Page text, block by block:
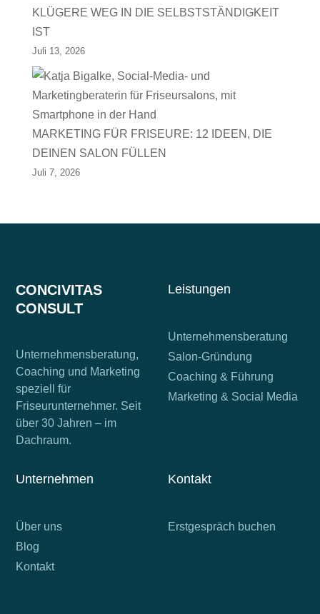
KLÜGERE WEG IN DIE SELBSTSTÄNDIGKEIT
IST
Juli 13, 2026
MARKETING FÜR FRISEURE: 12 IDEEN, DIE
DEINEN SALON FÜLLEN
Juli 7, 2026
CONCIVITAS
CONSULT
Unternehmensberatung,
Coaching und Marketing
speziell für
Friseurunternehmer. Seit
über 30 Jahren – im
Dachraum.
Leistungen
Unternehmensberatung
Salon-Gründung
Coaching & Führung
Marketing & Social Media
Unternehmen
Über uns
Blog
Kontakt
Kontakt
Erstgespräch buchen